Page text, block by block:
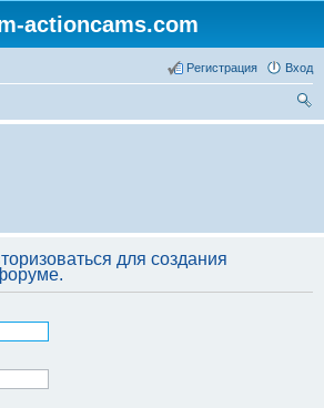
actioncams.com
Вход
Регистрация
ои
для создания